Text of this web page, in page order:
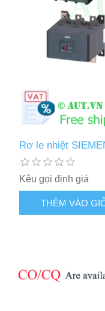
Rơ le nhiệt
Kêu gọi định giá
THÊM VÀO